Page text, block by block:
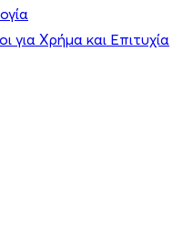
για Χρήμα και Επιτυχία